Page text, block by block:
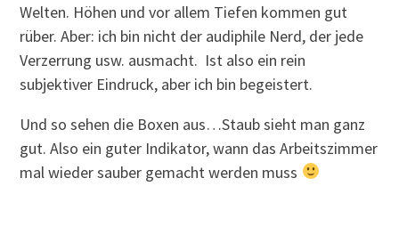
Welten. Höhen und vor allem Tiefen kommen gut
rüber. Aber: ich bin nicht der audiphile Nerd, der jede
Verzerrung usw. ausmacht. Ist also ein rein
subjektiver Eindruck, aber ich bin begeistert.
Und so sehen die Boxen aus…Staub sieht man ganz
gut. Also ein guter Indikator, wann das Arbeitszimmer
mal wieder sauber gemacht werden muss